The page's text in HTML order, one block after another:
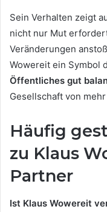
Sein Verhalten zeigt
nicht nur Mut
Veränderungen
Wowereit ein Symbol
Öffentliches gut
Gesellschaft von
Häufig
zu Klaus
Partner
Ist Klaus Wowereit